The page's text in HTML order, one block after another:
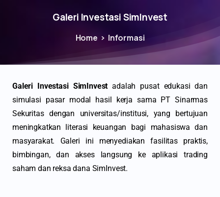
Galeri Investasi SimInvest
Home Informasi
Galeri Investasi SimInvestadalah pusat edukasi dan
simulasi pasar modal hasil kerja sama PT Sinarmas
Sekuritas dengan universitas/institusi, yang bertujuan
meningkatkan literasi keuangan bagi mahasiswa dan
masyarakat. Galeri ini menyediakan fasilitas praktis,
bimbingan, dan akses langsung ke aplikasi trading
saham dan reksa dana SimInvest.